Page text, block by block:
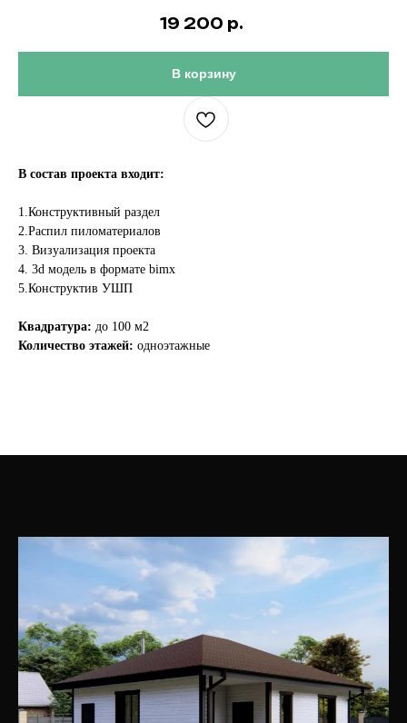
19 200 р.
В корзину
В состав проекта входит:
1.Конструктивный раздел
2.Распил пиломатериалов
3. Визуализация проекта
4. 3d модель в формате bimx
5.Конструктив УШП
Квадратура: до 100 м2
Количество этажей: одноэтажные